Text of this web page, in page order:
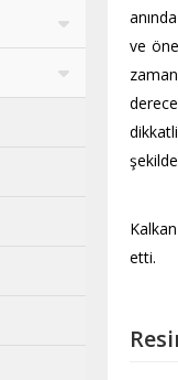
ve
etti.